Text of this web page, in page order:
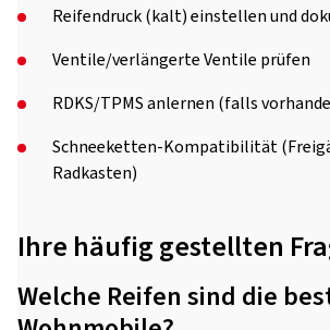
Reifendruck (kalt) einstellen und
Ventile/verlängerte Ventile prüfen
RDKS/TPMS anlernen (falls
Schneeketten-Kompatibilität
Radkasten)
Ihre häufig gestellten
Welche Reifen sind die